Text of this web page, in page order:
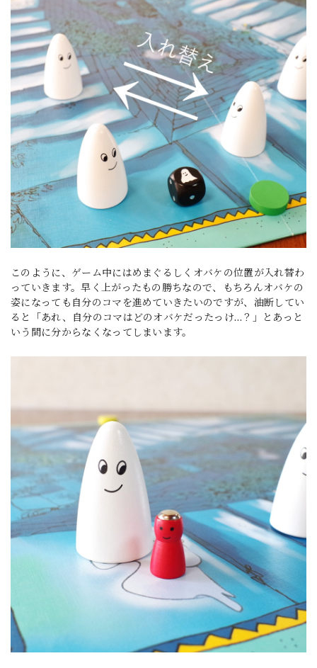
このように、ゲーム中にはめまぐるしくオバケの位置が入れ替わ
っていきます。早く上がったもの勝ちなので、もちろんオバケの
姿になっても自分のコマを進めていきたいのですが、油断してい
ると「あれ、自分のコマはどのオバケだったっけ…？」とあっと
いう間に分からなくなってしまいます。